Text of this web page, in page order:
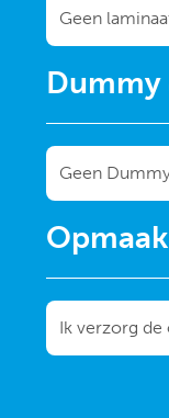
Dummy
Opmaak